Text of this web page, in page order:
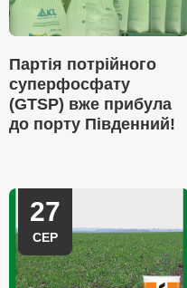
Партія потрійного
суперфосфату
(GTSP) вже прибула
до порту Південний!
27
СЕР